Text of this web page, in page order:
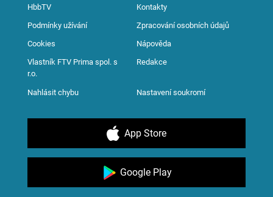
HbbTV Kontakty
Podmínky užívání Zpracování osobních údajů
Cookies Nápověda
Vlastník FTV Prima spol. s
r.o.
Redakce
Nahlásit chybu Nastavení soukromí
App Store
Google Play